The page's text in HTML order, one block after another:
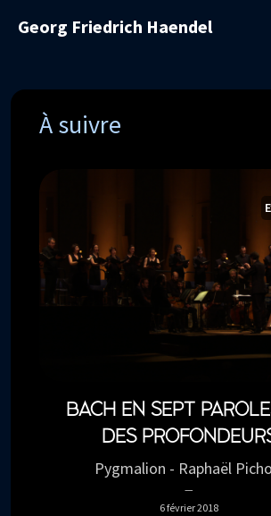
Georg Friedrich Haendel
À suivre
BACH EN SEPT
DES
Pygmalion - Raphaël
6 février 2018